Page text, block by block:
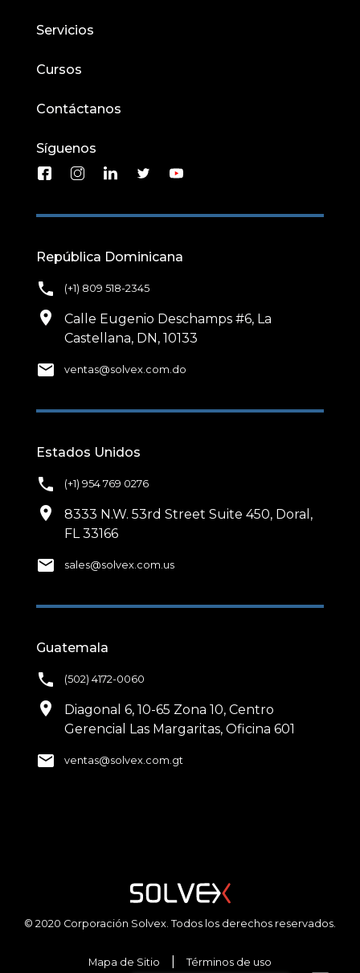
Servicios
Cursos
Contáctanos
Síguenos
República Dominicana
phone (+1) 809 518-2345
location_on
Calle Eugenio Deschamps #6, La
Castellana, DN, 10133
email ventas@solvex.com.do
Estados Unidos
phone (+1) 954 769 0276
location_on
8333 N.W. 53rd Street Suite 450, Doral,
FL 33166
email sales@solvex.com.us
Guatemala
phone (502) 4172-0060
location_on
Diagonal 6, 10-65 Zona 10, Centro
Gerencial Las Margaritas, Oficina 601
email ventas@solvex.com.gt
© 2020 Corporación Solvex. Todos los derechos reservados.
Mapa de Sitio Términos de uso